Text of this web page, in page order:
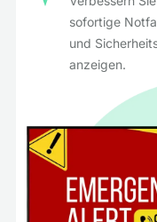
sofortige
und
anzeigen.